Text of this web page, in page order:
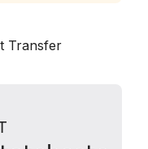
Transfer